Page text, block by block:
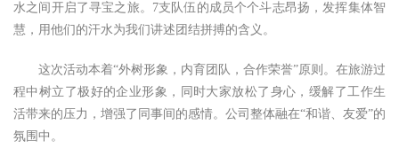
水之间开启了寻宝之旅。7支队伍的成员个个斗志昂扬，发挥集体智
慧，用他们的汗水为我们讲述团结拼搏的含义。
这次活动本着“外树形象，内育团队，合作荣誉”原则。在旅游过
程中树立了极好的企业形象，同时大家放松了身心，缓解了工作生
活带来的压力，增强了同事间的感情。公司整体融在“和谐、友爱”的
氛围中。